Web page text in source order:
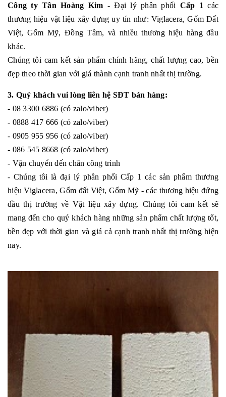
Công ty Tân Hoàng Kim - Đại lý phân phối Cấp 1 các
thương hiệu vật liệu xây dựng uy tín như: Viglacera, Gốm Đất
Việt, Gốm Mỹ, Đồng Tâm, và nhiều thương hiệu hàng đầu
khác.
Chúng tôi cam kết sản phẩm chính hãng, chất lượng cao, bền
đẹp theo thời gian với giá thành cạnh tranh nhất thị trường.
3. Quý khách vui lòng liên hệ SĐT bán hàng:
- 08 3300 6886 (có zalo/viber)
- 0888 417 666 (có zalo/viber)
- 0905 955 956 (có zalo/viber)
- 086 545 8668 (có zalo/viber)
- Vận chuyển đến chân công trình
- Chúng tôi là đại lý phân phối Cấp 1 các sản phẩm thương
hiệu Viglacera, Gốm đất Việt, Gốm Mỹ - các thương hiệu đứng
đầu thị trường về Vật liệu xây dựng. Chúng tôi cam kết sẽ
mang đến cho quý khách hàng những sản phẩm chất lượng tốt,
bền đẹp với thời gian và giá cả cạnh tranh nhất thị trường hiện
nay.